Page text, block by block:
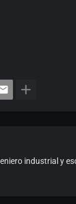
industrial y